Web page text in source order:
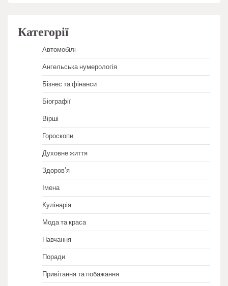
Категорії
Автомобілі
Ангельська нумерологія
Бізнес та фінанси
Біографії
Вірші
Гороскопи
Духовне життя
Здоров'я
Імена
Кулінарія
Мода та краса
Навчання
Поради
Привітання та побажання